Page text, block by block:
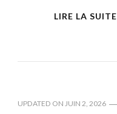
LIRE LA SUITE
UPDATED ON JUIN 2, 2026